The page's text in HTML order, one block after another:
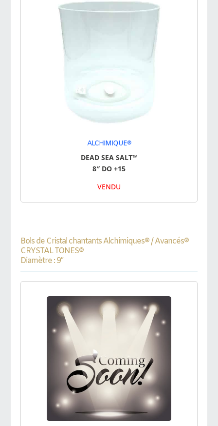
ALCHIMIQUE®
DEAD SEA SALT™
8″ DO +15
VENDU
Bols de Cristal chantants Alchimiques® / Avancés®
CRYSTAL TONES®
Diamètre : 9″